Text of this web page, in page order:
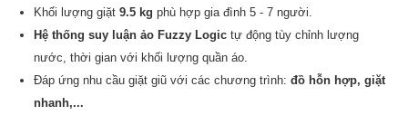
Khối lượng giặt 9.5 kg phù hợp gia đình 5 - 7 người.
Hệ thống suy luận ảo Fuzzy Logic tự động tùy chỉnh lượng
nước, thời gian với khối lượng quần áo.
Đáp ứng nhu cầu giặt giũ với các chương trình: đồ hỗn hợp, giặt
nhanh,...